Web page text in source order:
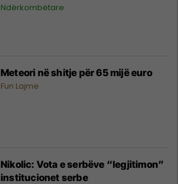
Ndërkombëtare
Meteori në shitje për 65 mijë euro
Fun Lajme
Nikolic: Vota e serbëve “legjitimon”
institucionet serbe